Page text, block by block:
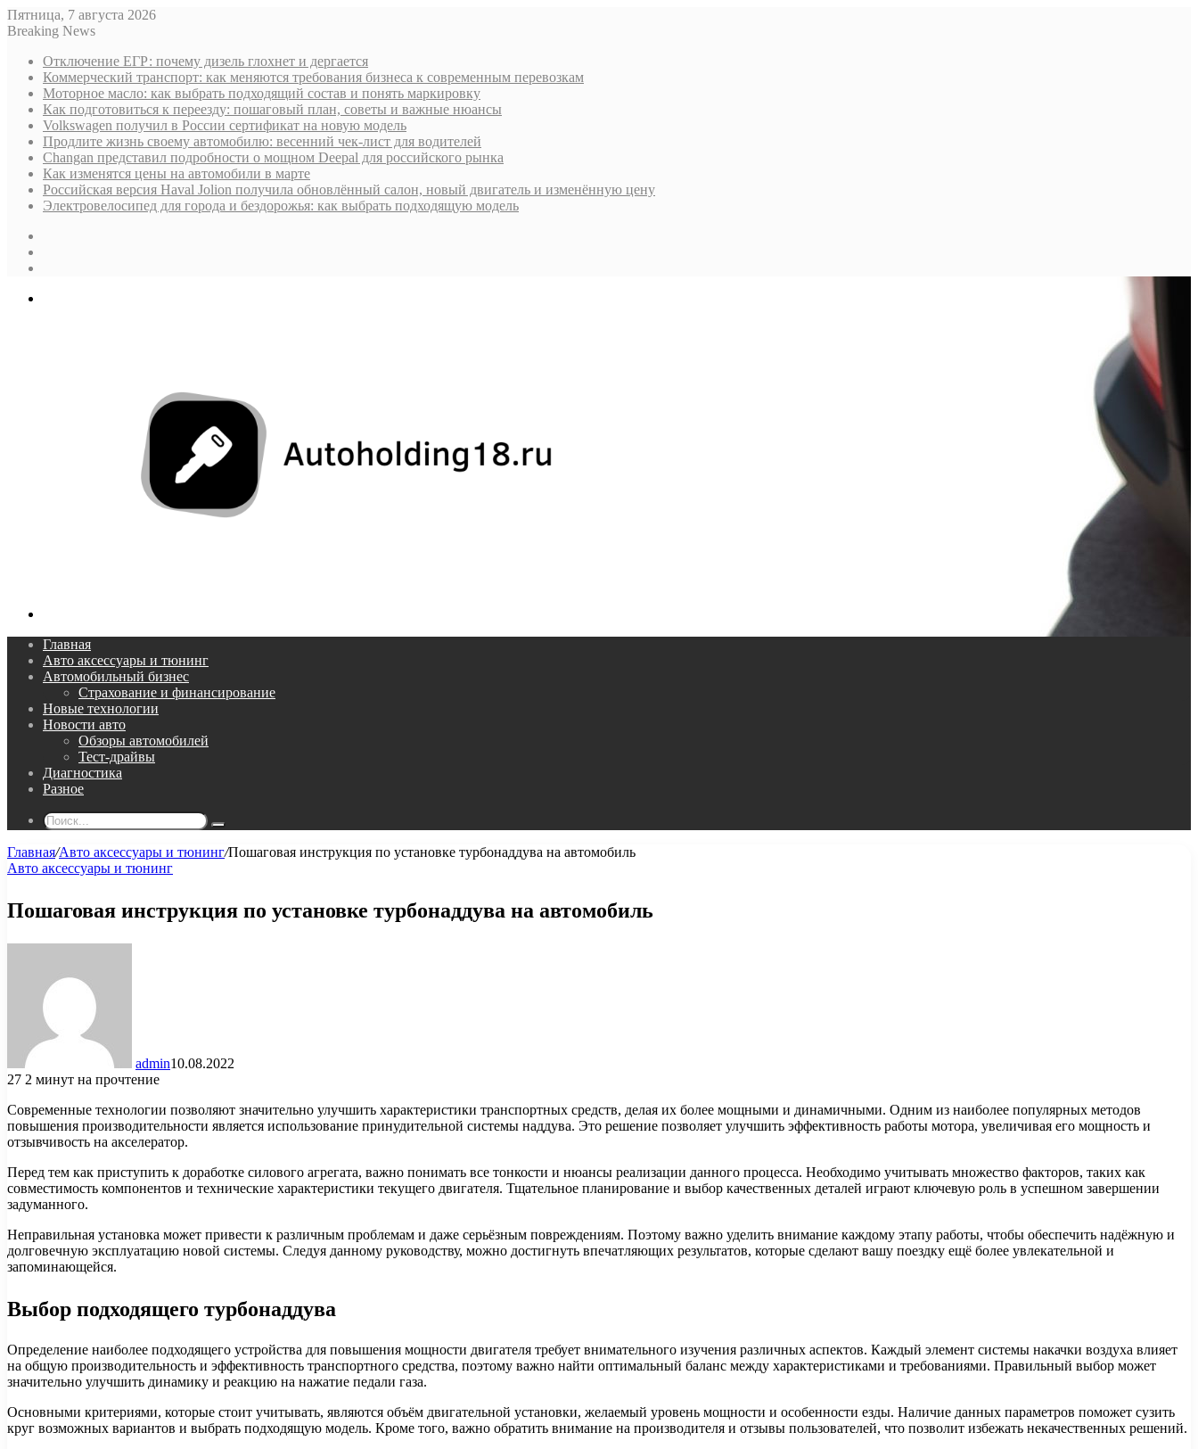
Пятница, 7 августа 2026
Breaking News
Отключение ЕГР: почему дизель глохнет и дергается
Коммерческий транспорт: как меняются требования бизнеса к современным перевозкам
Моторное масло: как выбрать подходящий состав и понять маркировку
Как подготовиться к переезду: пошаговый план, советы и важные нюансы
Volkswagen получил в России сертификат на новую модель
Продлите жизнь своему автомобилю: весенний чек-лист для водителей
Changan представил подробности о мощном Deepal для российского рынка
Как изменятся цены на автомобили в марте
Российская версия Haval Jolion получила обновлённый салон, новый двигатель и изменённую цену
Электровелосипед для города и бездорожья: как выбрать подходящую модель
Главная
Авто аксессуары и тюнинг
Автомобильный бизнес
Страхование и финансирование
Новые технологии
Новости авто
Обзоры автомобилей
Тест-драйвы
Диагностика
Разное
Поиск...
Главная/Авто аксессуары и тюнинг/Пошаговая инструкция по установке турбонаддува на автомобиль
Авто аксессуары и тюнинг
Пошаговая инструкция по установке турбонаддува на автомобиль
admin10.08.2022
27 2 минут на прочтение
Современные технологии позволяют значительно улучшить характеристики транспортных средств, делая их более мощными и динамичными. Одним из наиболее популярных методов
повышения производительности является использование принудительной системы наддува. Это решение позволяет улучшить эффективность работы мотора, увеличивая его мощность и
отзывчивость на акселератор.
Перед тем как приступить к доработке силового агрегата, важно понимать все тонкости и нюансы реализации данного процесса. Необходимо учитывать множество факторов, таких как
совместимость компонентов и технические характеристики текущего двигателя. Тщательное планирование и выбор качественных деталей играют ключевую роль в успешном завершении
задуманного.
Неправильная установка может привести к различным проблемам и даже серьёзным повреждениям. Поэтому важно уделить внимание каждому этапу работы, чтобы обеспечить надёжную и
долговечную эксплуатацию новой системы. Следуя данному руководству, можно достигнуть впечатляющих результатов, которые сделают вашу поездку ещё более увлекательной и
запоминающейся.
Выбор подходящего турбонаддува
Определение наиболее подходящего устройства для повышения мощности двигателя требует внимательного изучения различных аспектов. Каждый элемент системы накачки воздуха влияет
на общую производительность и эффективность транспортного средства, поэтому важно найти оптимальный баланс между характеристиками и требованиями. Правильный выбор может
значительно улучшить динамику и реакцию на нажатие педали газа.
Основными критериями, которые стоит учитывать, являются объём двигательной установки, желаемый уровень мощности и особенности езды. Наличие данных параметров поможет сузить
круг возможных вариантов и выбрать подходящую модель. Кроме того, важно обратить внимание на производителя и отзывы пользователей, что позволит избежать некачественных решений.